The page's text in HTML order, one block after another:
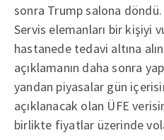
sonra Trump salona
Servis elemanları bir kişiyi
hastanede tedavi altına
açıklamanın daha sonra
yandan piyasalar gün
açıklanacak olan ÜFE
birlikte fiyatlar üzerinde